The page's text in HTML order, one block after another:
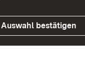
Auswahl bestätigen